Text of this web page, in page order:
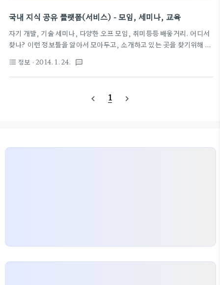
국내 지식 공유 플랫폼(서비스) - 모임, 세미나, 교육
자기 개발, 기술 세미나, 다양한 오프 모임, 취미등등 배움거리. 어디서
찾나? 이런 정보들을 알아서 모아두고, 소개하고 있는 곳을 찾기위해 열
쭉.. 원하는 것은 onoffmix 같은 서비스인데, 일단 좀 더 "지식 공유"
이런 키워드로 검색하니 참고글 몇가지.. (원본글 : 지혜를 나누기 위한
(http://onoffmix.com) : 온-오프라인 행사/이벤트 관리 서비스 (개
format_list_bulleted 정보 · 2014. 1. 24. textsms
navigate_before 1 navigate_next